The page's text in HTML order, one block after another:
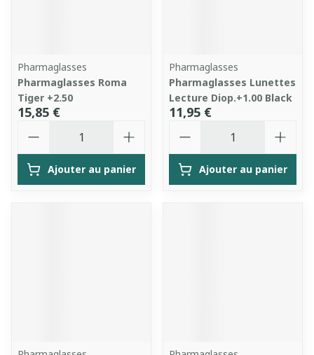
Pharmaglasses
Pharmaglasses Roma
Tiger +2.50
15,85 €
Ajouter au panier
Pharmaglasses
Pharmaglasses Lunettes
Lecture Diop.+1.00 Black
11,95 €
Ajouter au panier